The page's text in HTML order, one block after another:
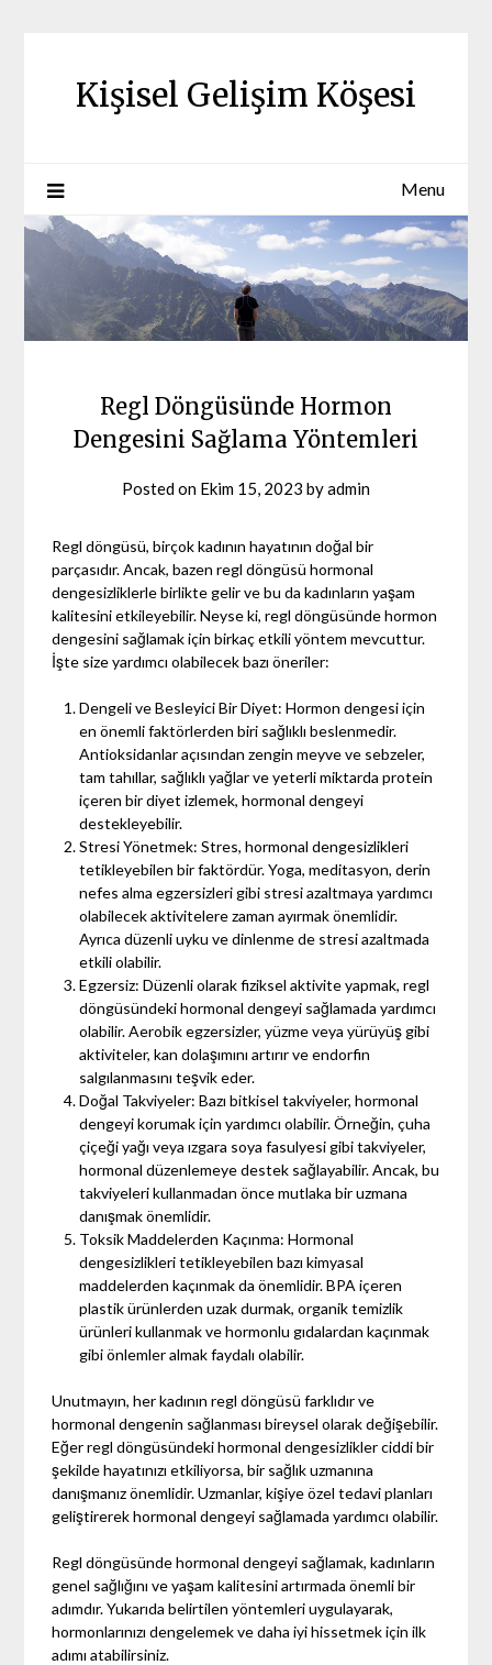
Kişisel Gelişim Köşesi
Menu
Regl Döngüsünde Hormon
Dengesini Sağlama Yöntemleri
Posted on Ekim 15, 2023 byadmin
Regl döngüsü, birçok kadının hayatının doğal bir
parçasıdır. Ancak, bazen regl döngüsü hormonal
dengesizliklerle birlikte gelir ve bu da kadınların yaşam
kalitesini etkileyebilir. Neyse ki, regl döngüsünde hormon
dengesini sağlamak için birkaç etkili yöntem mevcuttur.
İşte size yardımcı olabilecek bazı öneriler:
Dengeli ve Besleyici Bir Diyet: Hormon dengesi için
en önemli faktörlerden biri sağlıklı beslenmedir.
Antioksidanlar açısından zengin meyve ve sebzeler,
tam tahıllar, sağlıklı yağlar ve yeterli miktarda protein
içeren bir diyet izlemek, hormonal dengeyi
destekleyebilir.
Stresi Yönetmek: Stres, hormonal dengesizlikleri
tetikleyebilen bir faktördür. Yoga, meditasyon, derin
nefes alma egzersizleri gibi stresi azaltmaya yardımcı
olabilecek aktivitelere zaman ayırmak önemlidir.
Ayrıca düzenli uyku ve dinlenme de stresi azaltmada
etkili olabilir.
Egzersiz: Düzenli olarak fiziksel aktivite yapmak, regl
döngüsündeki hormonal dengeyi sağlamada yardımcı
olabilir. Aerobik egzersizler, yüzme veya yürüyüş gibi
aktiviteler, kan dolaşımını artırır ve endorfin
salgılanmasını teşvik eder.
Doğal Takviyeler: Bazı bitkisel takviyeler, hormonal
dengeyi korumak için yardımcı olabilir. Örneğin, çuha
çiçeği yağı veya ızgara soya fasulyesi gibi takviyeler,
hormonal düzenlemeye destek sağlayabilir. Ancak, bu
takviyeleri kullanmadan önce mutlaka bir uzmana
danışmak önemlidir.
Toksik Maddelerden Kaçınma: Hormonal
dengesizlikleri tetikleyebilen bazı kimyasal
maddelerden kaçınmak da önemlidir. BPA içeren
plastik ürünlerden uzak durmak, organik temizlik
ürünleri kullanmak ve hormonlu gıdalardan kaçınmak
gibi önlemler almak faydalı olabilir.
Unutmayın, her kadının regl döngüsü farklıdır ve
hormonal dengenin sağlanması bireysel olarak değişebilir.
Eğer regl döngüsündeki hormonal dengesizlikler ciddi bir
şekilde hayatınızı etkiliyorsa, bir sağlık uzmanına
danışmanız önemlidir. Uzmanlar, kişiye özel tedavi planları
geliştirerek hormonal dengeyi sağlamada yardımcı olabilir.
Regl döngüsünde hormonal dengeyi sağlamak, kadınların
genel sağlığını ve yaşam kalitesini artırmada önemli bir
adımdır. Yukarıda belirtilen yöntemleri uygulayarak,
hormonlarınızı dengelemek ve daha iyi hissetmek için ilk
adımı atabilirsiniz.